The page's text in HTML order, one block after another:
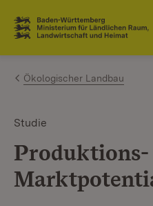
Zum Inhalt springen
Link zur Startseite
Ökologischer Landbau
Studie
Produktions-